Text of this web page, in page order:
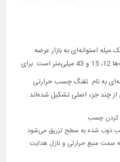
استوانه‌ای به بازار عرضه
به نام تفنگ چسب حرارتی
چند جزء اصلی تشکیل شده‌اند :
کردن چسب
ذوب شده به سطح تزریق می‌شود
سمت منبع حرارتی و نازل هدایت